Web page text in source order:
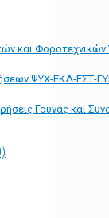
και
ΨΥΧ-ΕΚΔ-ΕΣΤ-
Γούνας και